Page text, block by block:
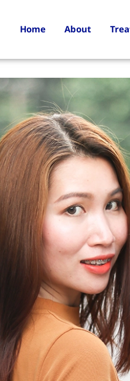
Home About